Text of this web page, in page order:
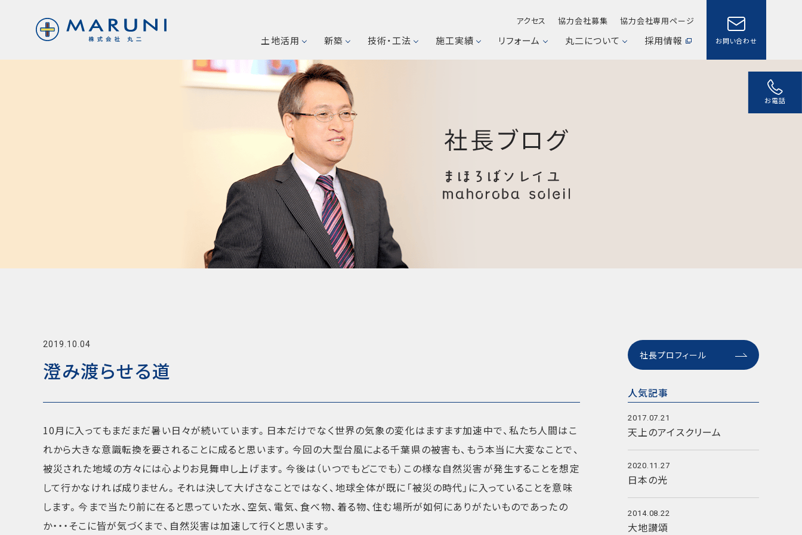
土地活用 新築 技術・工法 施工実績 リフォーム 丸二について 採用情報
アクセス 協力会社募集 協力会社専用ページ
お電話
お問い合わせ
2019.10.04
澄み渡らせる道
10月に入ってもまだまだ暑い日々が続いています。日本だけでなく世界の気象の変化はますます加速中で、私たち人間はこ
れから大きな意識転換を要されることに成ると思います。今回の大型台風による千葉県の被害も、もう本当に大変なことで、
被災された地域の方々には心よりお見舞申し上げます。今後は（いつでもどこでも）この様な自然災害が発生することを想定
して行かなければ成りません。それは決して大げさなことではなく、地球全体が既に「被災の時代」に入っていることを意味
します。今まで当たり前に在ると思っていた水、空気、電気、食べ物、着る物、住む場所が如何にありがたいものであったの
か・・・そこに皆が気づくまで、自然災害は加速して行くと思います。
社長プロフィール
人気記事
2017.07.21
天上のアイスクリーム
2020.11.27
日本の光
2014.08.22
大地讃頌